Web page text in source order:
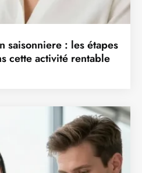
saisonniere : les étapes
cette activité rentable